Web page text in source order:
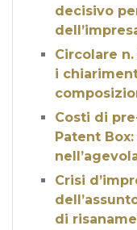
decisivo
Circolare
i
Costi di
Patent
Crisi
di